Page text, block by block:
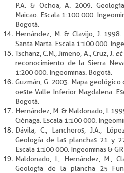
P.A. & Ochoa, A. 2009.
Maicao. Escala 1:100 000.
Bogotá.
Hernández, M. & Clavijo, J.
Santa Marta. Escala 1:100 000.
Tschanz, C.M., Jimeno, A., Cruz, J. et
reconocimiento de la Sierra
1:200 000. Ingeominas. Bogotá.
Guzmán, G. 2003. Mapa
oeste Valle Inferior Magdalena.
Bogotá.
Hernández, M. & Maldonado, I.
Ciénaga. Escala 1:100 000.
Dávila, C., Lancheros, J.A.,
Geología de las planchas 21 y
Escala 1:100 000. Ingeominas &
Maldonado, I., Hernández, M.,
Geología de la plancha 25